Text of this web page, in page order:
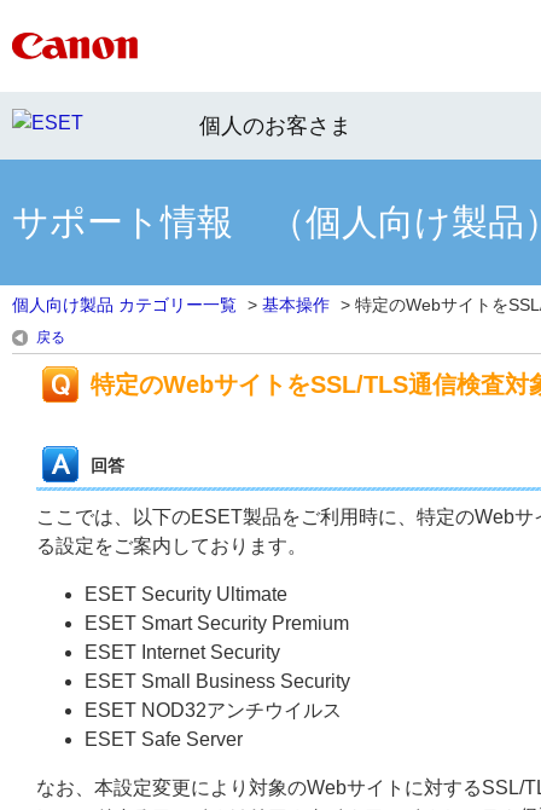
個人のお客さま
サポート情報 （個人向け製品
個人向け製品 カテゴリー一覧 > 基本操作 > 特定のWebサイトを
戻る
特定のWebサイトをSSL/TLS通信検査対
回答
ここでは、以下のESET製品をご利用時に、特定のWeb
る設定をご案内しております。
ESET Security Ultimate
ESET Smart Security Premium
ESET Internet Security
ESET Small Business Security
ESET NOD32アンチウイルス
ESET Safe Server
なお、本設定変更により対象のWebサイトに対するSSL/